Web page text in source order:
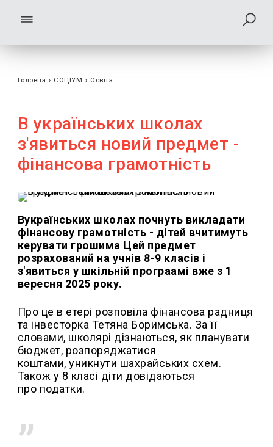
Головна › СОЦІУМ › Освіта
В українських школах
з'явиться новий предмет -
фінансова грамотність
Вукраїнських школах почнуть викладати
фінансову грамотність - дітей вчитимуть
керувати грошима Цей предмет
розрахований на учнів 8-9 класів і
з'явиться у шкільній програамі вже з 1
вересня 2025 року.
Про це в етері розповіла фінансова радниця
та інвесторка Тетяна Боримська. За її
словами, школярі дізнаються, як планувати
бюджет, розпоряджатися
коштами, уникнути шахрайських схем.
Також у 8 класі діти довідаються
про податки.